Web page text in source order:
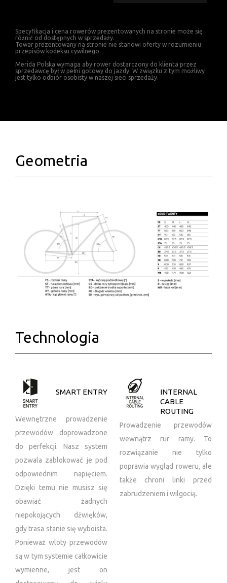
Specyfikacja i cena rowerów prezentowanych na stronie może się
różnić od dostępnych w sprzedaży.
Towar prezentowany na stronie nie stanowi oferty w rozumieniu
przepisów kodeksu cywilnego.
Merida Polska wymaga aby rower dostarczony do klienta przez
sprzedawcę był w pełni gotowy do jazdy. W związku z tym możliwy
jest tylko odbiór osobisty w naszej sieci sprzedaży.
Geometria
Technologia
SMART ENTRY
Wewnętrzne prowadzenie
przewodów doprowadzone
do perfekcji. Nasz system
pozwala zablokować je pod
odpowiednim napięciem.
Dzięki temu nie musisz się
obawiać żadnych
niepokojących dźwięków,
gdy trasa stanie się wyboista.
Ponieważ wloty przewodów
są w tym systemie całkowicie
wymienne, jest on
INTERNAL
CABLE
ROUTING
Prowadzenie przewodów
wewnątrz rur ramy. To
rozwiązanie nie tylko
poprawia wygląd roweru, ale
także chroni linki przed
zabrudzeniem i wilgocią.